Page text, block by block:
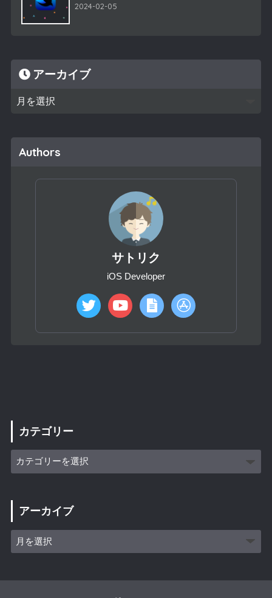
2024-02-05
アーカイブ
Authors
サトリク
iOS Developer
カテゴリー
アーカイブ